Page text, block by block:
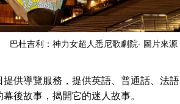
巴杜吉利：神力女超人悉尼歌劇院- 圖片來
供導覽服務，提供英語、普通話、法
後故事，揭開它的迷人故事。